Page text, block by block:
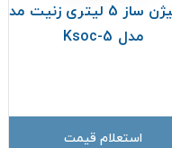
اکسیژن ساز 5 لیتری زنیت مد
مدل Ksoc-5
استعلام قیمت